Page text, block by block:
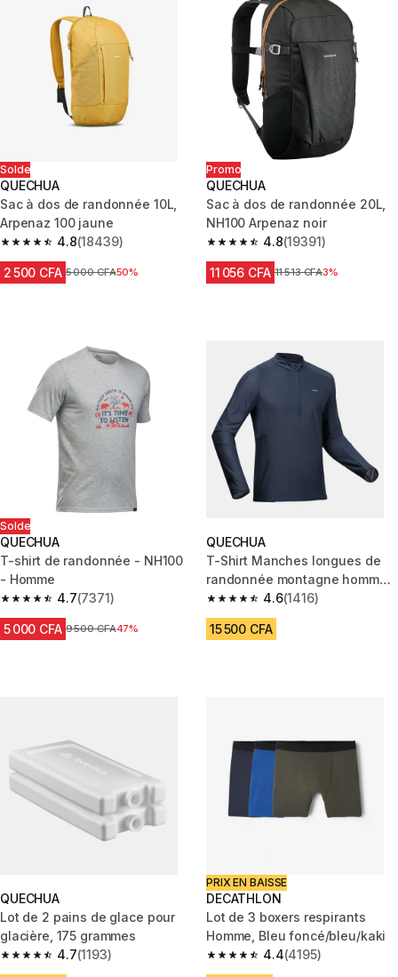
Solde
QUECHUA
Sac à dos de randonnée 10L,
Arpenaz 100 jaune
4.8
4.8 out of 5 stars from 18439 reviews
(18439)
2 500 CFA Prix avant réduction
5 000 CFA50%
Promo
QUECHUA
Sac à dos de randonnée 20L,
NH100 Arpenaz noir
4.8
4.8 out of 5 stars from 19391
(19391)
11 056 CFA Prix avant réduction
11 513 CFA3%
Solde
QUECHUA
T-shirt de randonnée - NH100
- Homme
4.7
4.7 out of 5 stars from 7371 reviews
(7371)
5 000 CFA Prix avant réduction
9 500 CFA47%
QUECHUA
T-Shirt Manches longues de
randonnée montagne homme -
MH500
4.6
4.6 out of 5 stars from 1416
(1416)
15 500 CFA
QUECHUA
Lot de 2 pains de glace pour
glacière, 175 grammes
4.7
4.7 out of 5 stars from 1193 reviews
(1193)
PRIX EN BAISSE
DECATHLON
Lot de 3 boxers respirants
Homme, Bleu foncé/bleu/kaki
4.4
4.4 out of 5 stars from 4195
(4195)